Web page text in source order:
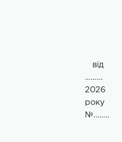
від
………
2026
року
№……..